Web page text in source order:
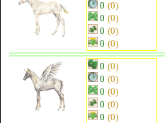
0 (0)
0 (0)
0 (0)
0 (0)
0 (0)
0 (0)
0 (0)
0 (0)
0 (0)